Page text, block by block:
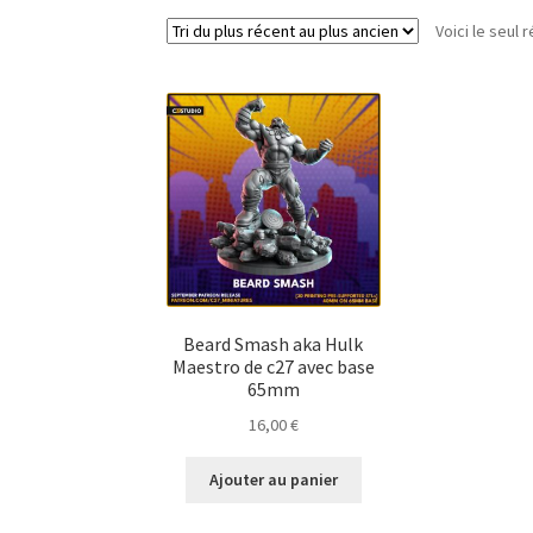
Voici le seul
Beard Smash aka Hulk
Maestro de c27 avec base
65mm
16,00€
Ajouter au panier